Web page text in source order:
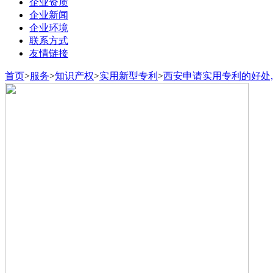
企业资质
企业新闻
企业环境
联系方式
友情链接
首页>服务>知识产权>实用新型专利 >西安申请实用专利的好